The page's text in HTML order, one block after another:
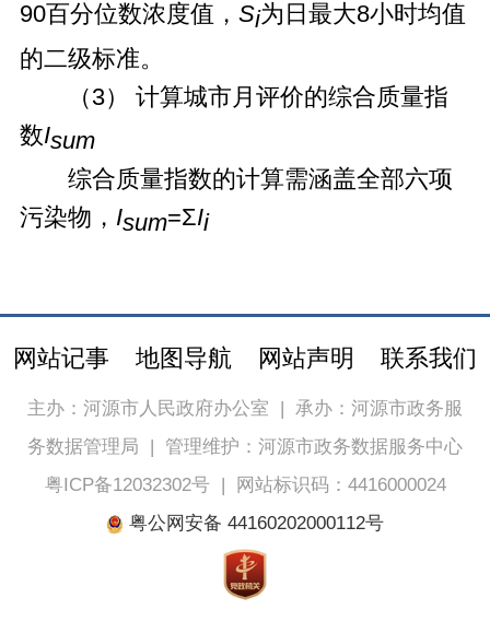
90百分位数浓度值， Si为日最大8小时均值
的二级标准。
（3） 计算城市月评价的综合质量指
数Isum
综合质量指数的计算需涵盖全部六项
污染物， Isum=ΣIi
网站记事 地图导航 网站声明 联系我们
主办：河源市人民政府办公室 | 承办：河源市政务服
务数据管理局 | 管理维护：河源市政务数据服务中心
粤ICP备12032302号|
网站标识码：4416000024
粤公网安备 44160202000112号